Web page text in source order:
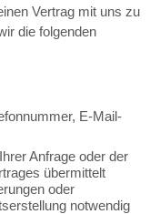
Vertrag mit uns zu
die folgenden
E-Mail-
Anfrage oder der
übermittelt
oder
notwendig